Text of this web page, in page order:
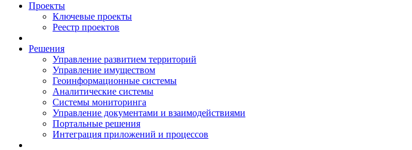
Проекты
Ключевые проекты
Реестр проектов
Решения
Управление развитием территорий
Управление имуществом
Геоинформационные системы
Аналитические системы
Системы мониторинга
Управление документами и взаимодействиями
Портальные решения
Интеграция приложений и процессов